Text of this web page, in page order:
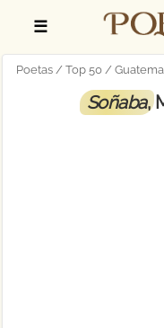
☰
Poetas Top 50
Soñaba,